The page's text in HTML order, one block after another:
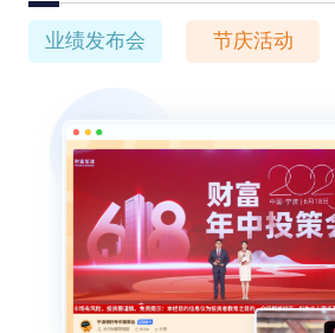
业绩发布会 节庆活动